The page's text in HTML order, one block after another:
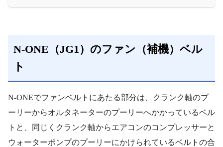
N-ONE（JG1）のファン（補機）ベル
ト
N-ONEでファンベルトにあたる部分は、クランク軸のプ
ーリーからオルタネーターのプーリーへかかっているベル
トと、同じくクランク軸からエアコンのコンプレッサーと
ウォーターポンプのプーリーにかけられているベルトの合